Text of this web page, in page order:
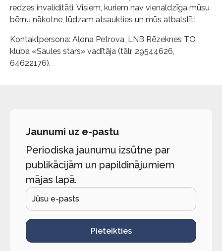
redzes invaliditāti. Visiem, kuriem nav vienaldzīga mūsu
bērnu nākotne, lūdzam atsaukties un mūs atbalstīt!
Kontaktpersona: Aļona Petrova, LNB Rēzeknes TO
kluba «Saules stars» vadītāja (tālr. 29544626,
64622176).
Jaunumi uz e-pastu
Periodiska jaunumu izsūtne par
publikācijām un papildinājumiem
mājas lapā.
Pieteikties